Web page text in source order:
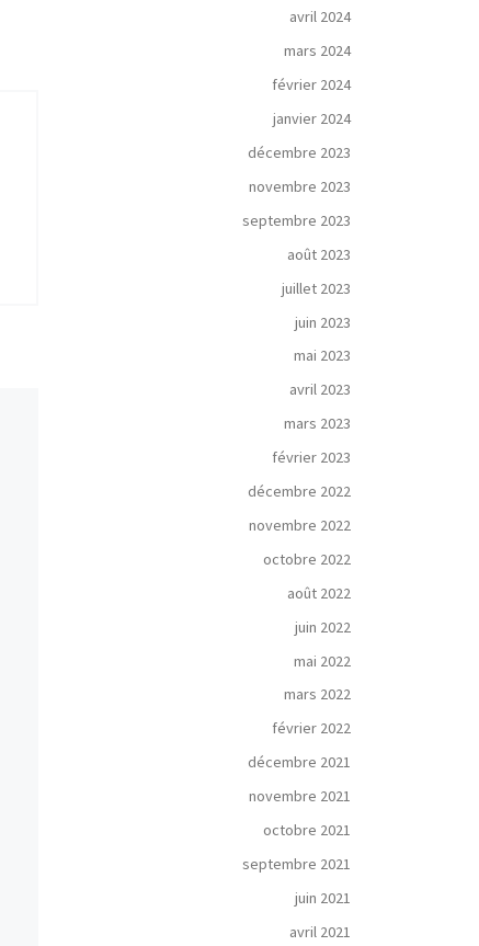
avril 2024
mars 2024
février 2024
janvier 2024
décembre 2023
novembre 2023
septembre 2023
août 2023
juillet 2023
juin 2023
mai 2023
avril 2023
mars 2023
février 2023
décembre 2022
novembre 2022
octobre 2022
août 2022
juin 2022
mai 2022
mars 2022
février 2022
décembre 2021
novembre 2021
octobre 2021
septembre 2021
juin 2021
avril 2021